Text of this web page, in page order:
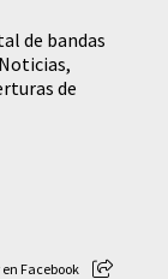
de bandas
de
en Facebook